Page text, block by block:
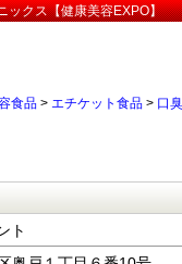
ックス【健康美容EXPO】
食品 > エチケット食品 > 口
ト